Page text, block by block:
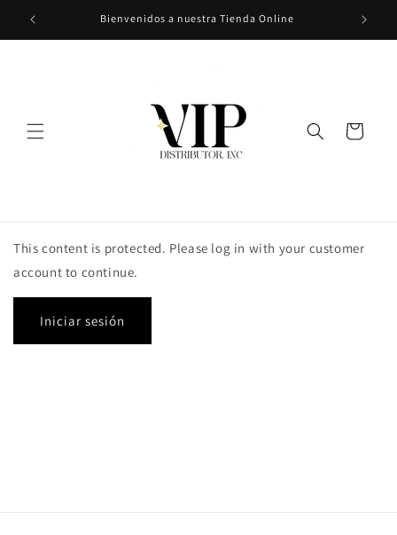
directamente
al contenido
Bienvenidos a nuestra Tienda Online
Carrito
This content is protected. Please log in with your customer
account to continue.
Iniciar sesión